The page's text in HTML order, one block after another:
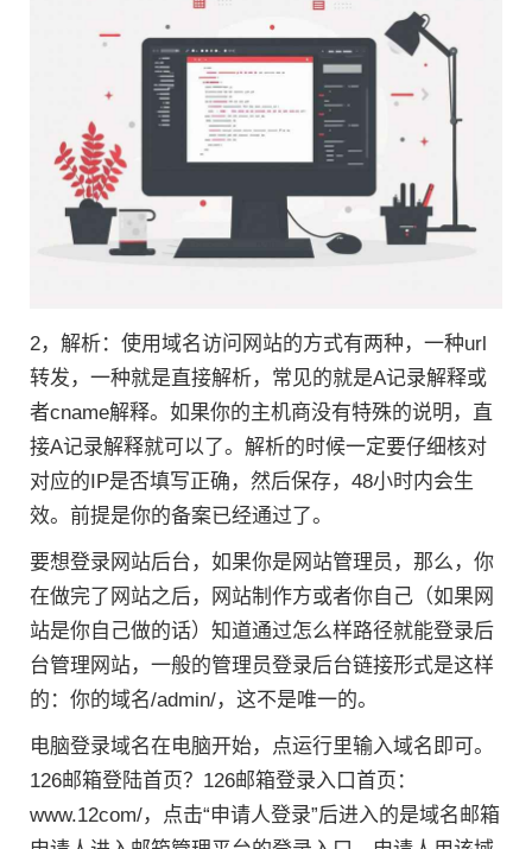
2，解析：使用域名访问网站的方式有两种，一种url
转发，一种就是直接解析，常见的就是A记录解释或
者cname解释。如果你的主机商没有特殊的说明，直
接A记录解释就可以了。解析的时候一定要仔细核对
对应的IP是否填写正确，然后保存，48小时内会生
效。前提是你的备案已经通过了。
要想登录网站后台，如果你是网站管理员，那么，你
在做完了网站之后，网站制作方或者你自己（如果网
站是你自己做的话）知道通过怎么样路径就能登录后
台管理网站，一般的管理员登录后台链接形式是这样
的：你的域名/admin/，这不是唯一的。
电脑登录域名在电脑开始，点运行里输入域名即可。
126邮箱登陆首页？126邮箱登录入口首页：
www.12com/，点击“申请人登录”后进入的是域名邮箱